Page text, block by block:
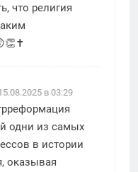
что религия
в 03:29
одни из самых
в истории
оказывая